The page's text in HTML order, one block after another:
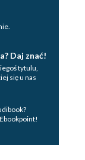
Daj znać!
tytulu,
się u nas